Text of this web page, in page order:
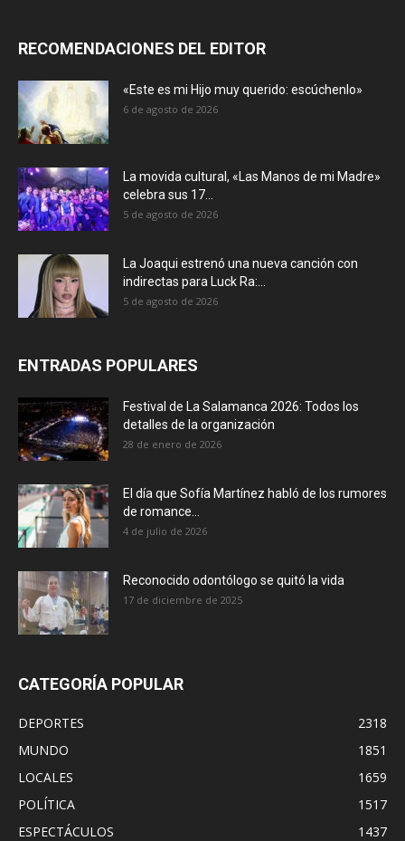
RECOMENDACIONES DEL EDITOR
«Este es mi Hijo muy querido: escúchenlo»
6 de agosto de 2026
La movida cultural, «Las Manos de mi Madre»
celebra sus 17...
5 de agosto de 2026
La Joaqui estrenó una nueva canción con
indirectas para Luck Ra:...
5 de agosto de 2026
ENTRADAS POPULARES
Festival de La Salamanca 2026: Todos los
detalles de la organización
28 de enero de 2026
El día que Sofía Martínez habló de los rumores
de romance...
4 de julio de 2026
Reconocido odontólogo se quitó la vida
17 de diciembre de 2025
CATEGORÍA POPULAR
DEPORTES
2318
MUNDO
1851
LOCALES
1659
POLÍTICA
1517
ESPECTÁCULOS
1437